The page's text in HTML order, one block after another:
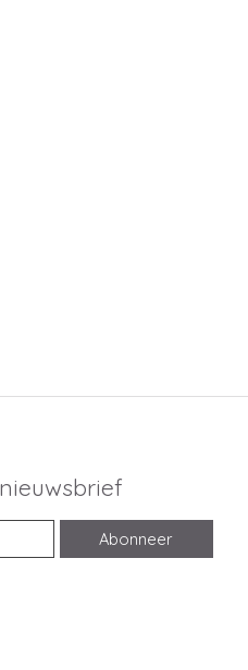
Abonneer